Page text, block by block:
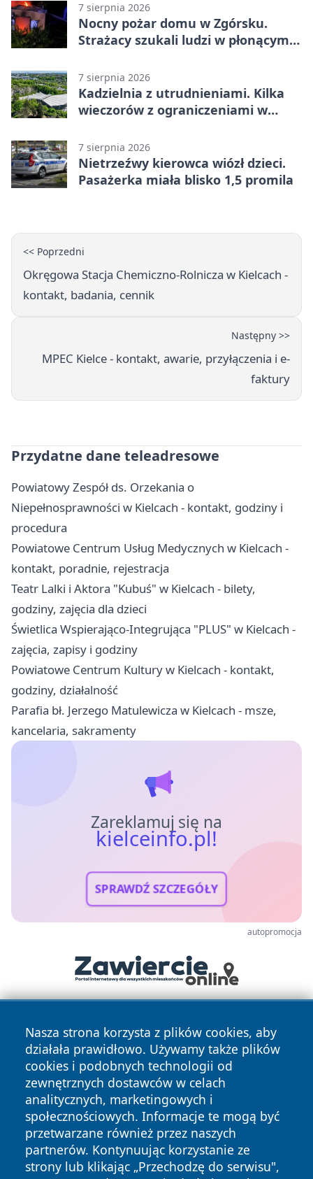
7 sierpnia 2026
Nocny pożar domu w Zgórsku.
Strażacy szukali ludzi w płonącym
7 sierpnia 2026
Kadzielnia z utrudnieniami. Kilka
wieczorów z ograniczeniami w
7 sierpnia 2026
Nietrzeźwy kierowca wiózł dzieci.
Pasażerka miała blisko 1,5 promila
<< Poprzedni
Okręgowa Stacja Chemiczno-Rolnicza w Kielcach -
kontakt, badania, cennik
Następny >>
MPEC Kielce - kontakt, awarie, przyłączenia i e-
faktury
Przydatne dane teleadresowe
Powiatowy Zespół ds. Orzekania o
Niepełnosprawności w Kielcach - kontakt, godziny i
procedura
Powiatowe Centrum Usług Medycznych w Kielcach -
kontakt, poradnie, rejestracja
Teatr Lalki i Aktora "Kubuś" w Kielcach - bilety,
godziny, zajęcia dla dzieci
Świetlica Wspierająco-Integrująca "PLUS" w Kielcach -
zajęcia, zapisy i godziny
Powiatowe Centrum Kultury w Kielcach - kontakt,
godziny, działalność
Parafia bł. Jerzego Matulewicza w Kielcach - msze,
kancelaria, sakramenty
Zareklamuj się na
kielceinfo.pl!
SPRAWDŹ SZCZEGÓŁY
autopromocja
Nasza strona korzysta z plików cookies, aby
działała prawidłowo. Używamy także plików
cookies i podobnych technologii od
zewnętrznych dostawców w celach
analitycznych, marketingowych i
społecznościowych. Informacje te mogą być
przetwarzane również przez naszych
partnerów. Kontynuując korzystanie ze
strony lub klikając „Przechodzę do serwisu",
Copyright © 2026 kielceinfo.pl Wszystkie prawa zastrzeżone.
News Autorzy
Polityka
Prywatności
Polityka
Cookies